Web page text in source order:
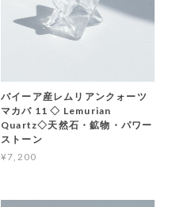
バイーア産レムリアンクォーツ
マカバ 11 ◇ Lemurian
Quartz◇天然石・鉱物・パワー
ストーン
¥7,200